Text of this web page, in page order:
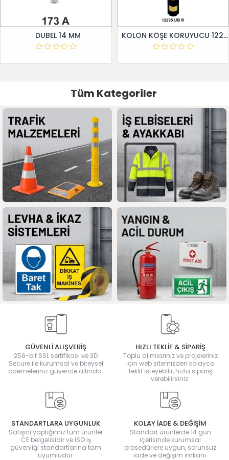
DUBEL 14 MM KOLON KÖŞE KORUYUCU 12295 UB R
Tüm Kategoriler
GÜVENLİ ALIŞVERİŞ
256-bit SSL sertifikası ve 3D
Secure ile kurumsal ve bireysel
ödemeleriniz güvence altında.
HIZLI TEKLİF & SİPARİŞ
Toplu alımlarınız ve projeleriniz
için web sitemizden kolayca
teklif isteyebilir, hızla sipariş
verebilirsiniz.
STANDARTLARA UYGUNLUK
Satışını yaptığımız tüm ürünler
CE belgelisidir ve ISO iş
güvenliği standartlarına tam
uyumludur.
KOLAY İADE & DEĞİŞİM
Standart ürünlerde 14 gün
içerisinde kurumsal
prosedürlere uygun, sorunsuz
iade ve değişim imkanı.